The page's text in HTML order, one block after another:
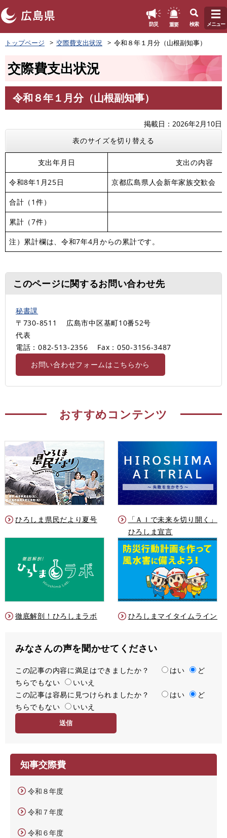
ペ
ー
頭
す
防災 重要 検索 メニュー
トップページ 交際費支出状況 令和８年１月分（山根副知事）
交際費支出状況
文
令和８年１月分（山根副知事）
掲載日
2026年2月10日
表のサイズを切り替える
支出年月日 支出の内容
令和8年1月25日 京都広島県人会新年家族交歓会
合計（1件）
累計（7件）
注）累計欄は、令和7年4月からの累計です。
このページに関するお問い合わせ先
秘書課
〒730-8511
広島市中区基町10番52号
代表
電話：082-513-2356
Fax：050-3156-3487
お問い合わせフォームはこちらから
おすすめコンテンツ
ひろしま県民だより夏号
「ＡＩで未来を切り開く」
ひろしま宣言
徹底解剖！ひろしまラボ ひろしまマイタイムライン
みなさんの声を聞かせてください
満
足
度
この記事の内容に満足はできましたか？ はい
ど
ちらでもない
いいえ
容
易
この記事は容易に見つけられましたか？ はい
ど
ちらでもない
いいえ
知事交際費
令和８年度
令和７年度
令和６年度